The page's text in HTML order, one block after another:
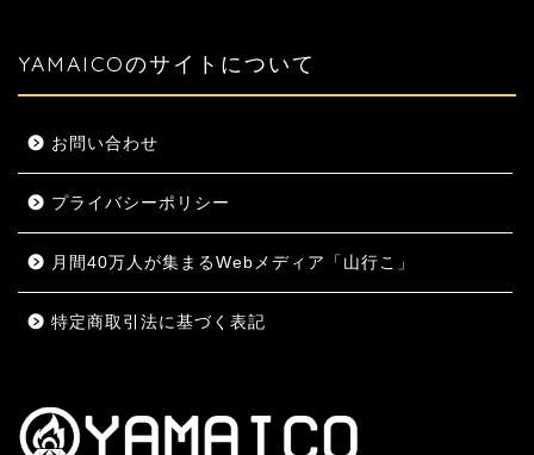
YAMAICOのサイトについて
お問い合わせ
プライバシーポリシー
月間40万人が集まるWebメディア「山行こ」
特定商取引法に基づく表記